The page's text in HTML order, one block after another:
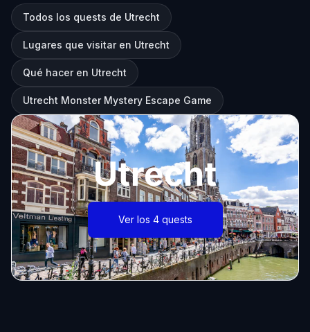
Todos los quests de Utrecht
Lugares que visitar en Utrecht
Qué hacer en Utrecht
Utrecht Monster Mystery Escape Game
Utrecht
Ver los 4 quests